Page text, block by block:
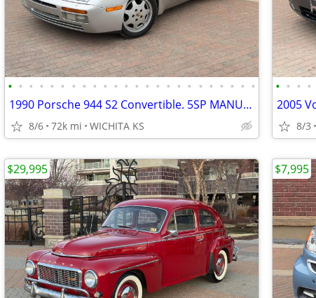
• • • • • • • • • • • • • • • • • • • • • • • •
1990 Porsche 944 S2 Convertible. 5SP MANUAL! CLEAN TITLE NO ACCIDENTS!
8/6 72k mi WICHITA KS
• • • •
8/3
$29,995 $7,995